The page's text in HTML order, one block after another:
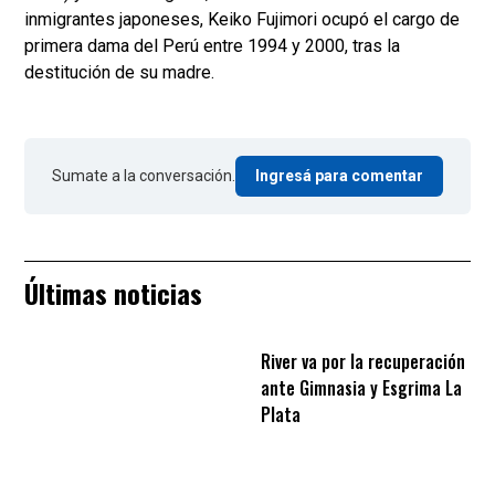
inmigrantes japoneses, Keiko Fujimori ocupó el cargo de
primera dama del Perú entre 1994 y 2000, tras la
destitución de su madre.
Sumate a la conversación. Ingresá para comentar
Últimas noticias
River va por la recuperación
ante Gimnasia y Esgrima La
Plata